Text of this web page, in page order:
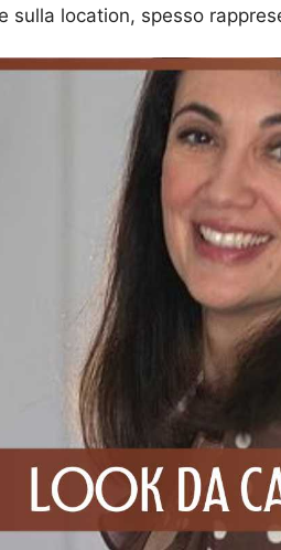
sulla location, spesso